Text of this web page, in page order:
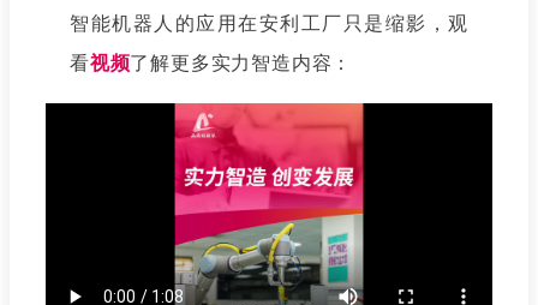
智能机器人的应用在安利工厂只是缩影，观
看视频了解更多实力智造内容：